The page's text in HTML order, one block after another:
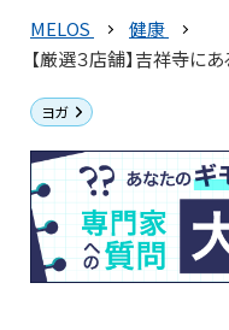
MELOS
健康
【厳選３店舗】吉祥寺に
ヨガ